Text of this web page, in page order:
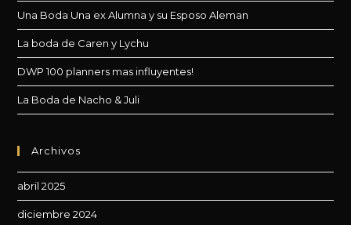
Una Boda Una ex Alumna y su Esposo Aleman
La boda de Caren y Lychu
DWP 100 planners mas influyentes!
La Boda de Nacho & Juli
Archivos
abril 2025
diciembre 2024